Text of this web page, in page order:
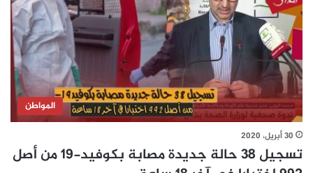
المواطن
30 أبريل، 2020
تسجيل 38 حالة جديدة مصابة بكوفيد-19 من أصل